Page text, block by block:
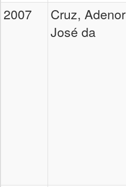
2007
Cruz, Adenor
José da